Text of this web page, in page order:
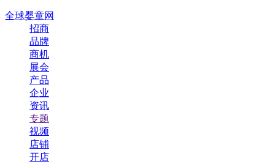
全球婴童网
招商
品牌
商机
展会
产品
企业
资讯
专题
视频
店铺
开店